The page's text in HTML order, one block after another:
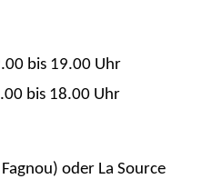
bis 19.00 Uhr
bis 18.00 Uhr
oder La Source